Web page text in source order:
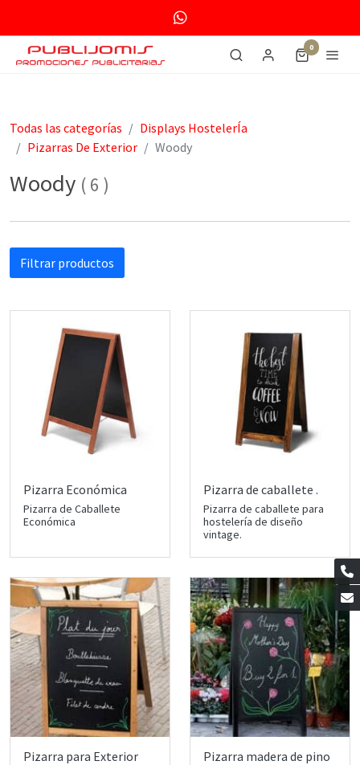
0
Todas las categorías
Displays HostelerÍa
Pizarras De Exterior
Woody
Woody ( 6 )
Filtrar productos
Pizarra Económica
Pizarra de Caballete
Económica
Pizarra de caballete .
Pizarra de caballete para
hostelería de diseño
vintage.
Pizarra para Exterior Pizarra madera de pino